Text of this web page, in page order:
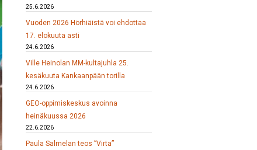
25.6.2026
Vuoden 2026 Hörhiäistä voi ehdottaa
17. elokuuta asti
24.6.2026
Ville Heinolan MM-kultajuhla 25.
kesäkuuta Kankaanpään torilla
24.6.2026
GEO-oppimiskeskus avoinna
heinäkuussa 2026
22.6.2026
Paula Salmelan teos ”Virta”